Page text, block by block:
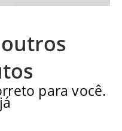
para você.